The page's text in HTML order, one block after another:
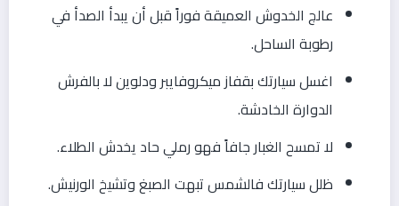
عالج الخدوش العميقة فوراً قبل أن يبدأ الصدأ في
رطوبة الساحل.
اغسل سيارتك بقفاز ميكروفايبر ودلوين لا بالفرش
الدوارة الخادشة.
لا تمسح الغبار جافاً فهو رملي حاد يخدش الطلاء.
ظلل سيارتك فالشمس تبهت الصبغ وتشيخ الورنيش.